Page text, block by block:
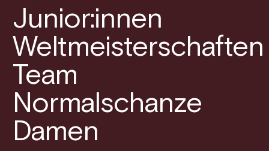
Junior:innen
Weltmeisterschaften
Team
Normalschanze
Damen